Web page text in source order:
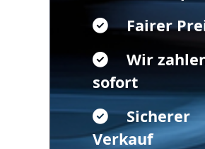
Fairer
Wir
sofort
Sicherer
Verkauf